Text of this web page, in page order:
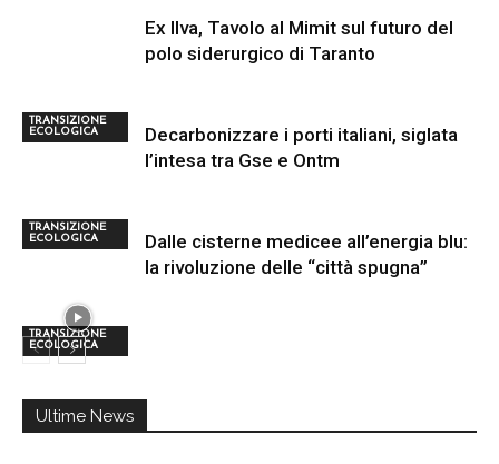
TRANSIZIONE
ECOLOGICA
Ex Ilva, Tavolo al Mimit sul futuro del
polo siderurgico di Taranto
TRANSIZIONE
ECOLOGICA
Decarbonizzare i porti italiani, siglata
l’intesa tra Gse e Ontm
TRANSIZIONE
ECOLOGICA
Dalle cisterne medicee all’energia blu:
la rivoluzione delle “città spugna”
Ultime News